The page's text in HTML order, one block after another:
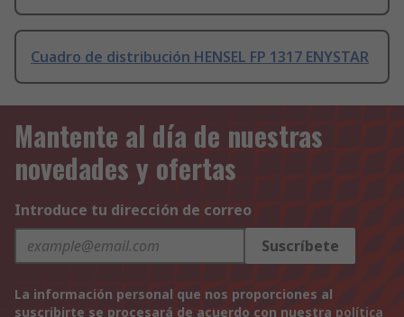
Cuadro de distribución HENSEL FP 1317 ENYSTAR
Mantente al día de nuestras
novedades y ofertas
Introduce tu dirección de correo
Suscríbete
La información personal que nos proporciones al
suscribirte se procesará de acuerdo con nuestra política